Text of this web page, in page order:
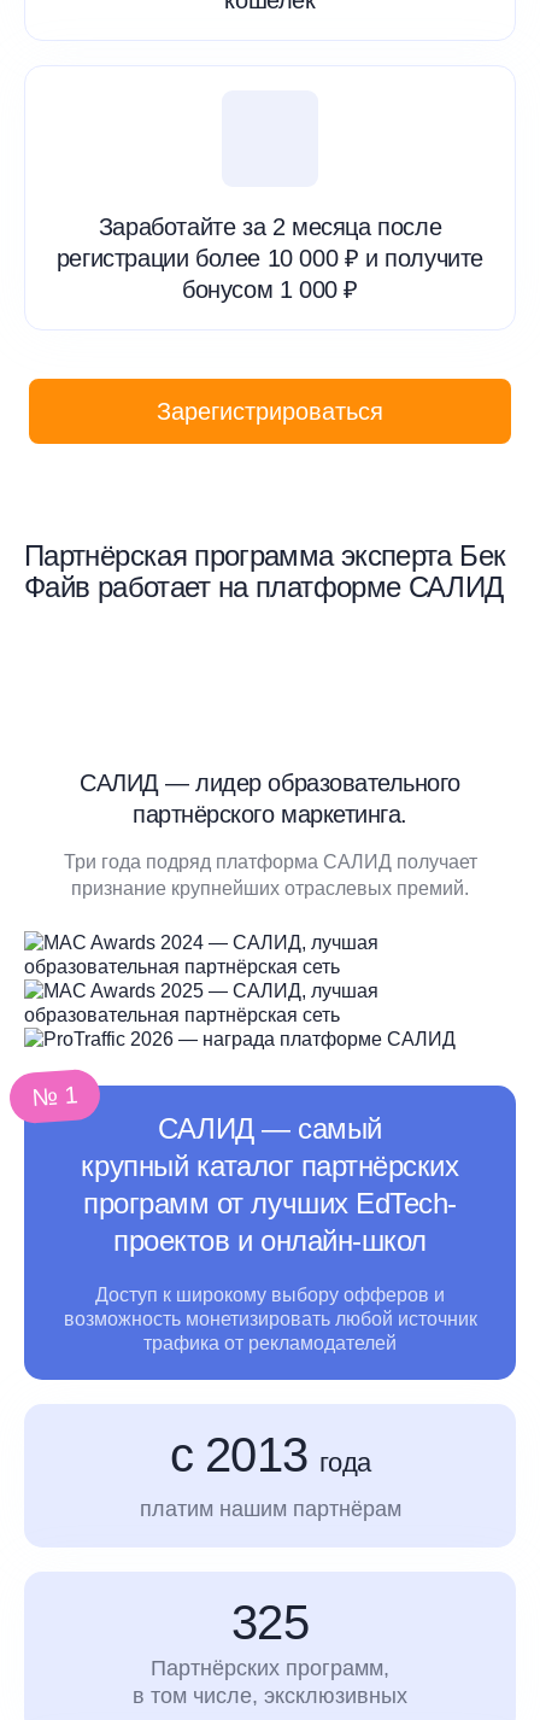
Заработайте за 2 месяца после
регистрации более 10 000 ₽ и получите
бонусом 1 000 ₽
Зарегистрироваться
Партнёрская программа эксперта Бек
Файв работает на платформе САЛИД
САЛИД — лидер образовательного
партнёрского маркетинга.
Три года подряд платформа САЛИД получает
признание крупнейших отраслевых премий.
САЛИД ― самый
крупный каталог партнёрских
программ от лучших EdTech-
проектов и онлайн-школ
Доступ к широкому выбору офферов и
возможность монетизировать любой источник
трафика от рекламодателей
№ 1
с 2013 года
платим нашим партнёрам
325
Партнёрских программ,
в том числе, эксклюзивных